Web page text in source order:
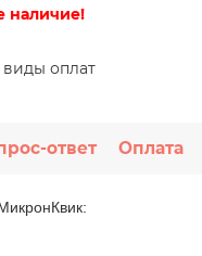
наличие!
виды оплат
ответ Оплата